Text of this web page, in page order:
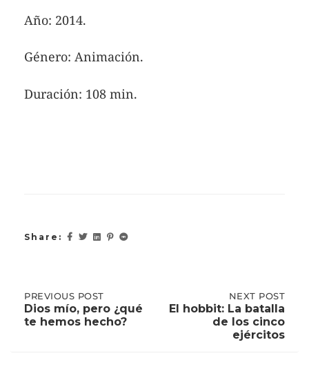
Año: 2014.
Género: Animación.
Duración: 108 min.
Share:
Post
PREVIOUS
POST:
DIOS
MÍO,
PREVIOUS POST
Dios mío, pero ¿qué
te hemos hecho?
POST:
NEXT POST
El hobbit: La batalla
de los cinco
ejércitos